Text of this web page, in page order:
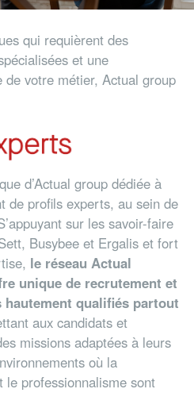
qui requièrent des
et une
de votre métier, Actual group
d’Actual group dédiée à
de profils experts, au sein de
sur les savoir-faire
Busybee et Ergalis et fort
le réseau Actual
unique de recrutement et
qualifiés partout
aux candidats et
missions adaptées à leurs
où la
professionnalisme sont